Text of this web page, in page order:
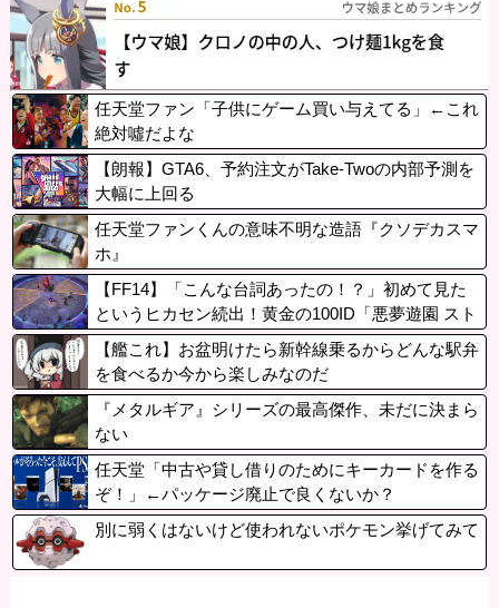
任天堂ファン「子供にゲーム買い与えてる」←これ
絶対噓だよな
【朗報】GTA6、予約注文がTake-Twoの内部予測を
大幅に上回る
任天堂ファンくんの意味不明な造語『クソデカスマ
ホ』
【FF14】「こんな台詞あったの！？」初めて見た
というヒカセン続出！黄金の100ID「悪夢遊園 スト
レイバロー」1ボスの台詞が話題に
【艦これ】お盆明けたら新幹線乗るからどんな駅弁
を食べるか今から楽しみなのだ
『メタルギア』シリーズの最高傑作、未だに決まら
ない
任天堂「中古や貸し借りのためにキーカードを作る
ぞ！」←パッケージ廃止で良くないか？
別に弱くはないけど使われないポケモン挙げてみて